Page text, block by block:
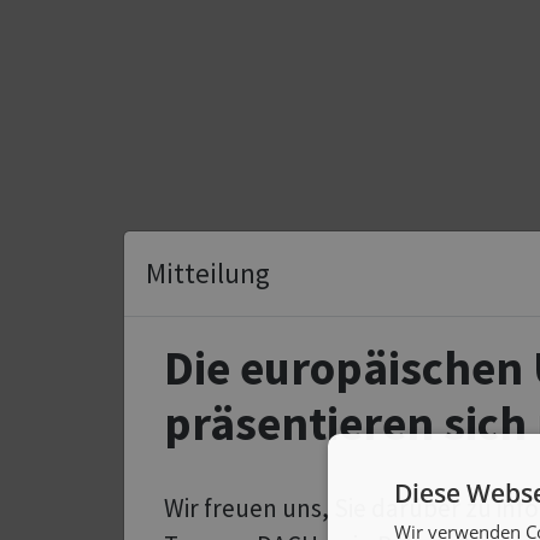
Mitteilung
Die
präsentieren
Wir freuen uns, Sie darüber zu
Diese
Wir verwenden